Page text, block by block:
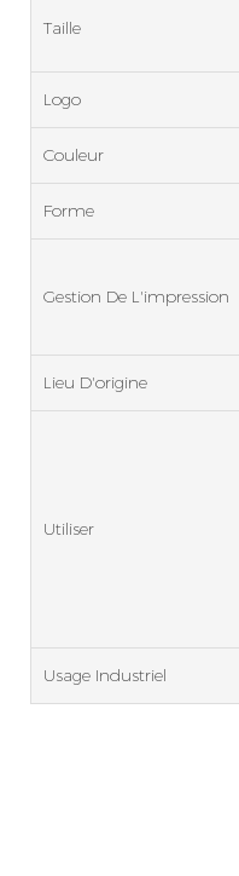
Taille
Logo
Couleur
Forme
Gestion De L'impression
Lieu D'origine
Utiliser
Usage Industriel